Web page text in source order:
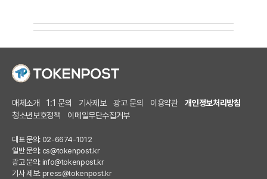
매체소개 1:1 문의 기사제보 광고 문의 이용약관
개인정보처리방침
청소년보호정책
이메일무단수집거부
대표 문의: 02-6674-1012
일반 문의: cs@tokenpost.kr
광고 문의: info@tokenpost.kr
기사 제보: press@tokenpost.kr